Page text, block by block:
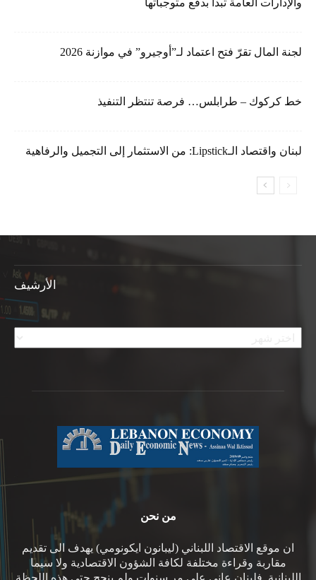
والإدارات العامة تبدأ بدفع متوجباتها
لجنة المال تقرّ فتح اعتماد لـ”أوجيرو” في موازنة 2026
خط كركوك – طرابلس… فرصة تنتظر التنفيذ
لبنان واقتصاد الـLipstick: من الاستثمار إلى التجميل والرفاهية
الأرشيف
الأرشيف
من نحن
ان موقع الاقتصاد اللبناني (ليبانون ايكونومي) يهدف الى تقديم
مقاربة وقراءة مختلفة لكافة الشؤون الاقتصادية ولا سيما